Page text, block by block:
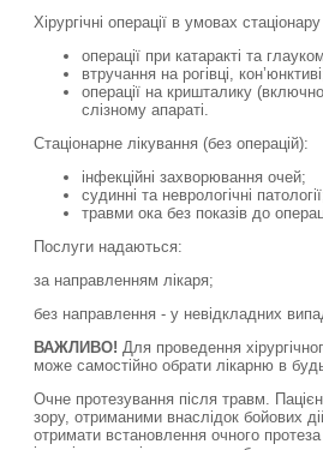
Хірургічні операції в умовах
операції при катаракті та
втручання на рогівці,
операції на кришталику
слізному апараті.
Стаціонарне лікування (без операцій):
інфекційні захворювання очей;
судинні та неврологічні
травми ока без показів до
Послуги надаються:
за направленням лікаря;
без направлення - у невідкладних
ВАЖЛИВО! Для проведення
може самостійно обрати лікарню в
Очне протезування після травм.
зору, отриманими внаслідок бойових
отримати встановлення очного